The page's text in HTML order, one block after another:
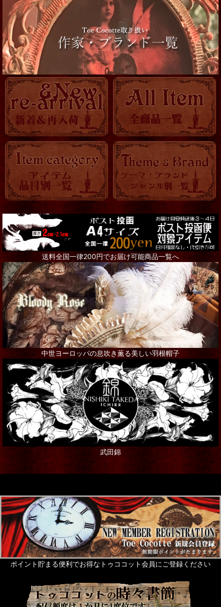
送料全国一律200円でお届け可能商品一覧へ
中世ヨーロッパの息吹き薫る美しい羽根帽子
武田錦
ポイント貯まる便利でお得なトゥココット会員にご登録ください